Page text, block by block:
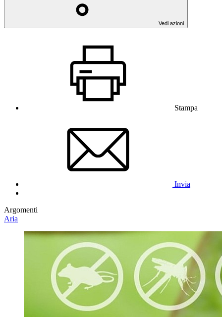
Vedi azioni
Stampa
Invia
Argomenti
Aria